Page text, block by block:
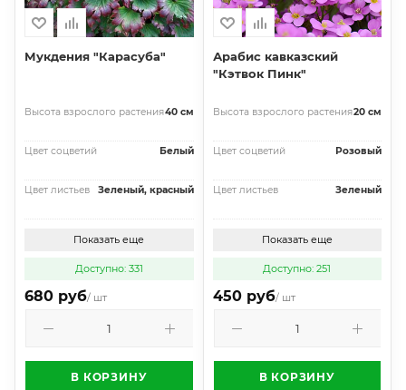
Мукдения "Карасуба"
Высота взрослого растения40 см
Цвет соцветий Белый
Цвет листьев Зеленый, красный
Показать еще
Доступно: 331
680 руб/ шт
В КОРЗИНУ
Арабис кавказский
"Кэтвок Пинк"
Высота взрослого растения20 см
Цвет соцветий Розовый
Цвет листьев Зеленый
Показать еще
Доступно: 251
450 руб/ шт
В КОРЗИНУ